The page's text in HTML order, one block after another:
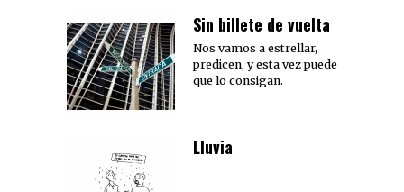
Sin billete de vuelta
Nos vamos a estrellar,
predicen, y esta vez puede
que lo consigan.
Lluvia